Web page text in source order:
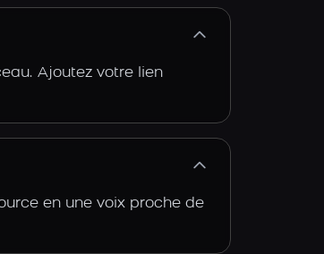
Ajoutez votre lien
en une voix proche de